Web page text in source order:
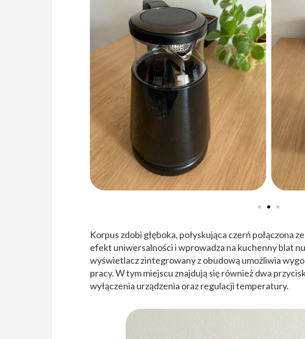
Korpus zdobi głęboka, połyskująca czerń połączona
efekt uniwersalności i wprowadza na kuchenny blat
wyświetlacz zintegrowany z obudową umożliwia
pracy. W tym miejscu znajdują się również dwa
wyłączenia urządzenia oraz regulacji temperatury.